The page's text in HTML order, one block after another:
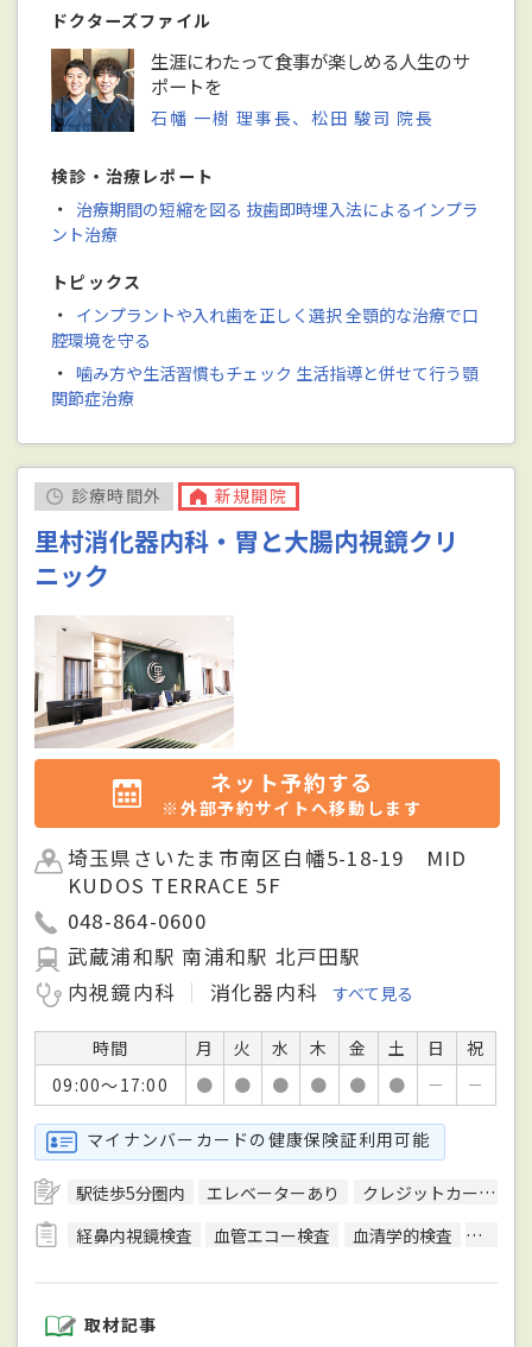
ドクターズファイル
生涯にわたって食事が楽しめる人生のサ
ポートを
石幡 一樹 理事長、松田 駿司 院長
検診・治療レポート
・ 治療期間の短縮を図る 抜歯即時埋入法によるインプラ
ント治療
トピックス
・ インプラントや入れ歯を正しく選択 全顎的な治療で口
腔環境を守る
・ 噛み方や生活習慣もチェック 生活指導と併せて行う顎
関節症治療
診療時間外 新規開院
里村消化器内科・胃と大腸内視鏡クリ
ニック
ネット予約する
※外部予約サイトへ移動します
埼玉県さいたま市南区白幡5-18-19 MID
KUDOS TERRACE 5F
048-864-0600
武蔵浦和駅 南浦和駅 北戸田駅
内視鏡内科
消化器内科 すべて見る
時間 月 火 水 木 金 土 日
祝
09:00～17:00
● ● ● ● ● ● － －
マイナンバーカードの健康保険証利用可能
駅徒歩5分圏内 エレベーターあり
クレジットカード対応
経鼻内視鏡検査
血管エコー検査 血清学的検査 呼吸機
取材記事